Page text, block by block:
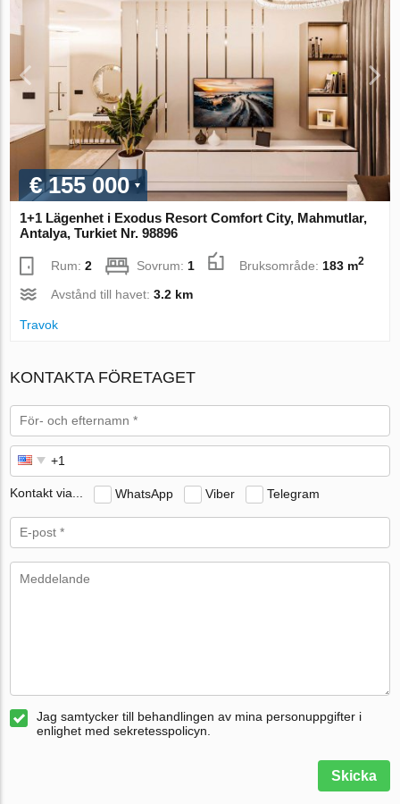
€ 155 000
1+1 Lägenhet i Exodus Resort Comfort City, Mahmutlar,
Antalya, Turkiet Nr. 98896
Rum:2 Sovrum: 1 Bruksområde: 183 m2
Avstånd till havet:3.2 km
Travok
KONTAKTA FÖRETAGET
Kontakt via... WhatsApp Viber Telegram
Jag samtycker till behandlingen av mina personuppgifter i
enlighet med sekretesspolicyn.
Skicka